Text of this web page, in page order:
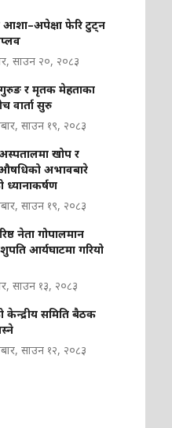
फेरि टुट्न
साउन २०, २०८३
गुरुङ र मृतक मेहताका
वार्ता सुरु
साउन १९, २०८३
खोप र
अभावबारे
ध्यानाकर्षण
साउन १९, २०८३
नेता गोपालमान
आर्यघाटमा गरियो
साउन १३, २०८३
केन्द्रीय समिति बैठक
साउन १२, २०८३